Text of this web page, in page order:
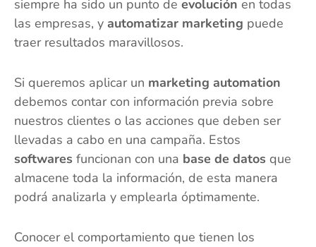
siempre ha sido un punto de evolución en todas
las empresas, y automatizar marketing puede
traer resultados maravillosos.
Si queremos aplicar un marketing automation
debemos contar con información previa sobre
nuestros clientes o las acciones que deben ser
llevadas a cabo en una campaña. Estos
softwares funcionan con una base de datos que
almacene toda la información, de esta manera
podrá analizarla y emplearla óptimamente.
Conocer el comportamiento que tienen los